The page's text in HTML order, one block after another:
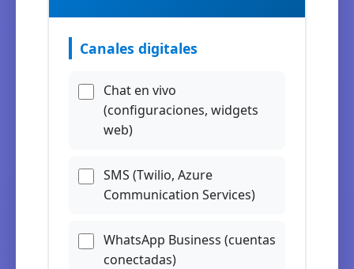
Canales digitales
Chat en vivo
(configuraciones, widgets
web)
SMS (Twilio, Azure
Communication Services)
WhatsApp Business (cuentas
conectadas)